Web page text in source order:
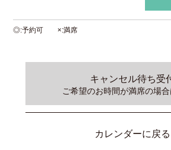
◎ 予約可 × 満席
キャンセル待ち受
ご希望のお時間が満席の場
カレンダーに戻る